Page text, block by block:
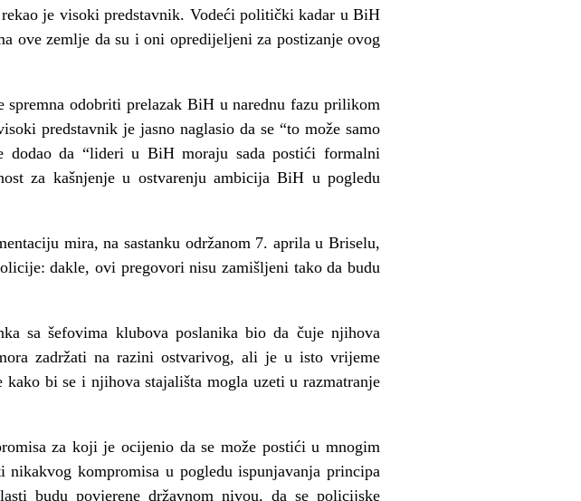
je visoki predstavnik. Vodeći politički kadar u BiH
ove zemlje da su i oni opredijeljeni za postizanje ovog
odobriti prelazak BiH u narednu fazu prilikom
predstavnik je jasno naglasio da se “to može samo
dodao da “lideri u BiH moraju sada postići formalni
za kašnjenje u ostvarenju ambicija BiH u pogledu
mira, na sastanku održanom 7. aprila u Briselu,
dakle, ovi pregovori nisu zamišljeni tako da budu
sa šefovima klubova poslanika bio da čuje njihova
zadržati na razini ostvarivog, ali je u isto vrijeme
kako bi se i njihova stajališta mogla uzeti u razmatranje
za koji je ocijenio da se može postići u mnogim
kompromisa u pogledu ispunjavanja principa
budu povjerene državnom nivou, da se policijske